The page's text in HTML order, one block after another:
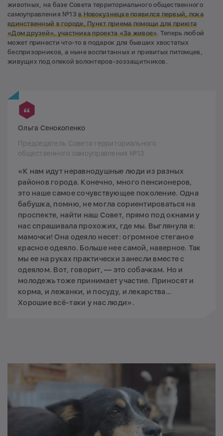
животных, на базе Совета территориального общественного
самоуправления №13в Новокузнецке появился первый, пока
единственный в городе, Пункт приема помощи для приюта
«Дом друзей», участника проекта «За живое». Теперь любой
может принести что-то в подарок для бывших хвостатых
беспризорников, а ныне воспитанных и привитых питомцев,
живущих под опекой волонтеров-зоззащитников.
Ольга Сенокопенко
Председатель Совета территориального
общественного самоуправления №13
«К нам идут неравнодушные люди из разных
районов города. Конечно, много пенсионеров,
это наше самое сочувствующее поколение. Одна
бабушка, помню, не могла сориентироваться на
проспекте, найти наш Совет, прямо под окнами у
нас спрашивала прохожих, где мы. Выглянула я:
мамочки! Она одеяло несет: огромное стеганое
красное одеяло. Больше нее самой, наверное. Так
мы ее на руках практически занесли вместе с
одеялом. Вот, говорит, — это собачкам. Но и
молодежь тоже принимает участие. Приносят и
корма, и лежанки, и посуду, и лекарства…
Хорошие всё-таки у нас люди».